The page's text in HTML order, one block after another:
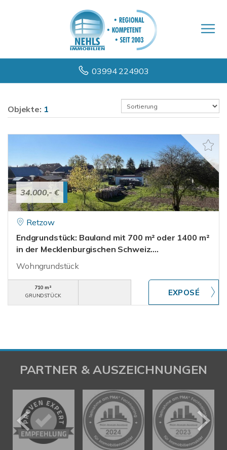
03994 224903
Objekte: 1
34.000,- €
Retzow
Endgrundstück: Bauland mit 700 m² oder 1400 m²
in der Mecklenburgischen Schweiz....
Wohngrundstück
710 m²
GRUNDSTÜCK
PARTNER & AUSZEICHNUNGEN